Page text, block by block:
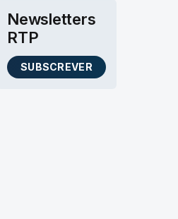
Newsletters
RTP
SUBSCREVER
AS NEWSLETTERS RTP